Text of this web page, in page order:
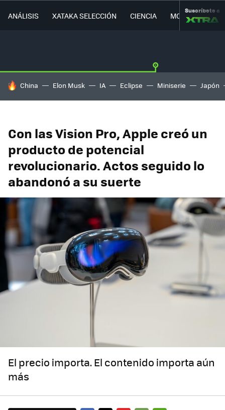
ANÁLISIS XATAKA SELECCIÓN CIENCIA MOVILIDAD
Suscríbete a
HOY SE HABLA DE
China Elon Musk IA Eclipse Miniserie Japón
Con las Vision Pro, Apple creó un
producto de potencial
revolucionario. Actos seguido lo
abandonó a su suerte
El precio importa. El contenido importa aún
más